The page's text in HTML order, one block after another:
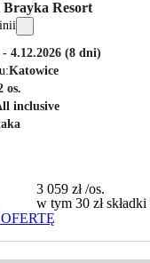
Brayka Resort
- 4.12.2026 (8 dni)
Katowice
os.
inclusive
3 059 zł/os.
w tym 30 zł